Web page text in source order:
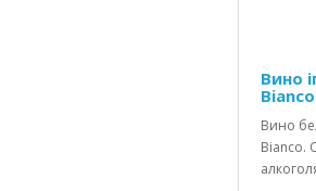
Вино
Вино
Bianco.